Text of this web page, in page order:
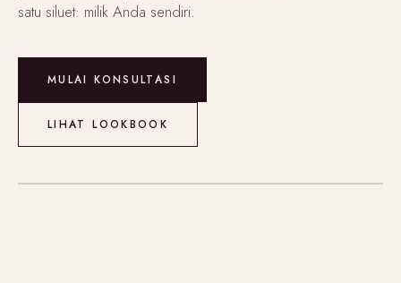
satu siluet: milik Anda sendiri.
MULAI KONSULTASI
LIHAT LOOKBOOK